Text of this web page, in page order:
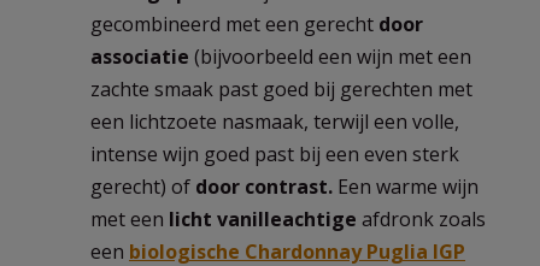
gecombineerd met een gerecht door
associatie (bijvoorbeeld een wijn met een
zachte smaak past goed bij gerechten met
een lichtzoete nasmaak, terwijl een volle,
intense wijn goed past bij een even sterk
gerecht) of door contrast. Een warme wijn
met een licht vanilleachtige afdronk zoals
een biologische Chardonnay Puglia IGP